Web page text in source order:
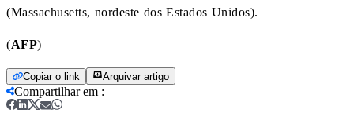
(Massachusetts, nordeste dos Estados Unidos).
(AFP)
Copiar o link Arquivar artigo
Compartilhar em :